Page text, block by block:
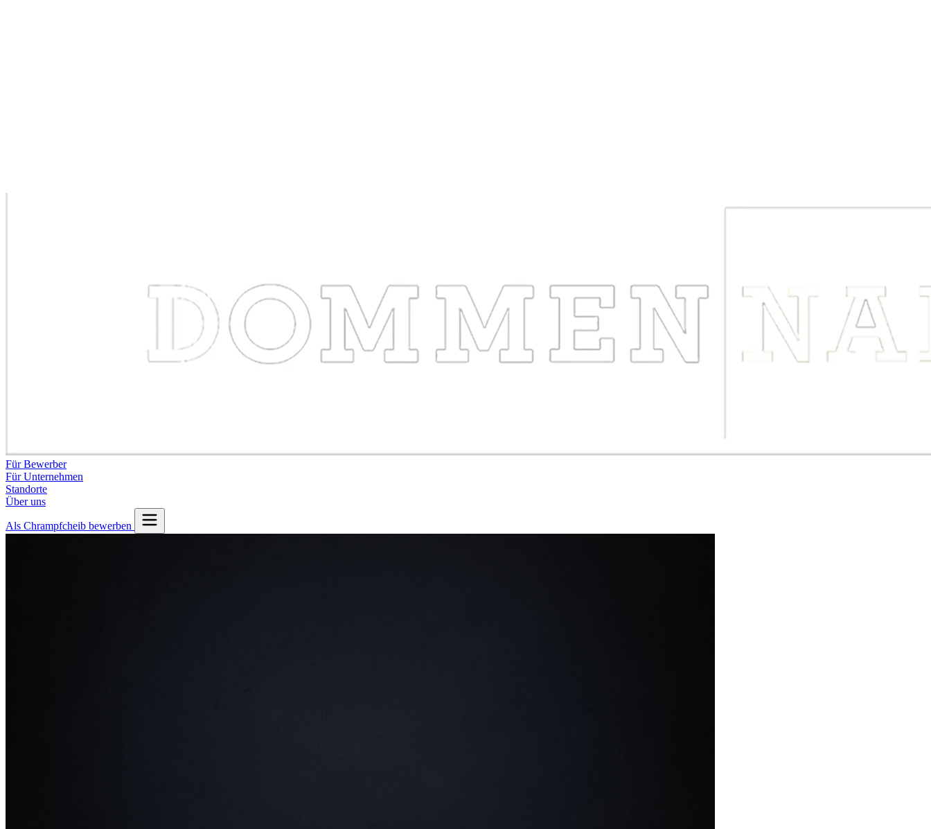
Für Bewerber
Für Unternehmen
Standorte
Über uns
Als Chrampfcheib bewerben